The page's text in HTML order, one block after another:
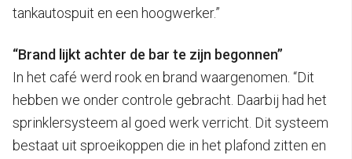
tankautospuit en een hoogwerker.”
“Brand lijkt achter de bar te zijn begonnen”
In het café werd rook en brand waargenomen. “Dit
hebben we onder controle gebracht. Daarbij had het
sprinklersysteem al goed werk verricht. Dit systeem
bestaat uit sproeikoppen die in het plafond zitten en